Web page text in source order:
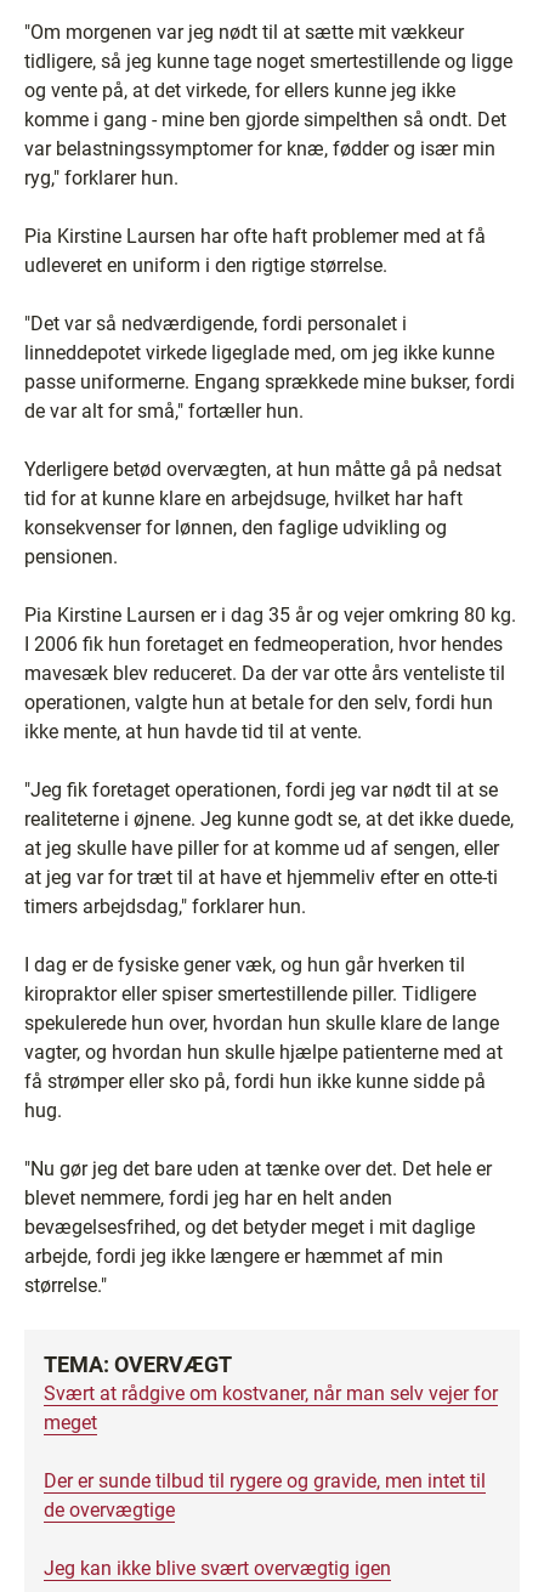
"Om morgenen var jeg nødt til at sætte mit vækkeur
tidligere, så jeg kunne tage noget smertestillende og ligge
og vente på, at det virkede, for ellers kunne jeg ikke
komme i gang - mine ben gjorde simpelthen så ondt. Det
var belastningssymptomer for knæ, fødder og især min
ryg," forklarer hun.
Pia Kirstine Laursen har ofte haft problemer med at få
udleveret en uniform i den rigtige størrelse.
"Det var så nedværdigende, fordi personalet i
linneddepotet virkede ligeglade med, om jeg ikke kunne
passe uniformerne. Engang sprækkede mine bukser, fordi
de var alt for små," fortæller hun.
Yderligere betød overvægten, at hun måtte gå på nedsat
tid for at kunne klare en arbejdsuge, hvilket har haft
konsekvenser for lønnen, den faglige udvikling og
pensionen.
Pia Kirstine Laursen er i dag 35 år og vejer omkring 80 kg.
I 2006 fik hun foretaget en fedmeoperation, hvor hendes
mavesæk blev reduceret. Da der var otte års venteliste til
operationen, valgte hun at betale for den selv, fordi hun
ikke mente, at hun havde tid til at vente.
"Jeg fik foretaget operationen, fordi jeg var nødt til at se
realiteterne i øjnene. Jeg kunne godt se, at det ikke duede,
at jeg skulle have piller for at komme ud af sengen, eller
at jeg var for træt til at have et hjemmeliv efter en otte-ti
timers arbejdsdag," forklarer hun.
I dag er de fysiske gener væk, og hun går hverken til
kiropraktor eller spiser smertestillende piller. Tidligere
spekulerede hun over, hvordan hun skulle klare de lange
vagter, og hvordan hun skulle hjælpe patienterne med at
få strømper eller sko på, fordi hun ikke kunne sidde på
hug.
"Nu gør jeg det bare uden at tænke over det. Det hele er
blevet nemmere, fordi jeg har en helt anden
bevægelsesfrihed, og det betyder meget i mit daglige
arbejde, fordi jeg ikke længere er hæmmet af min
størrelse."
TEMA: OVERVÆGT
Svært at rådgive om kostvaner, når man selv vejer for
meget
Der er sunde tilbud til rygere og gravide, men intet til
de overvægtige
Jeg kan ikke blive svært overvægtig igen